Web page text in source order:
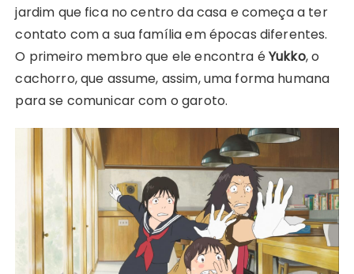
jardim que fica no centro da casa e começa a ter
contato com a sua família em épocas diferentes.
O primeiro membro que ele encontra éYukko, o
cachorro, que assume, assim, uma forma humana
para se comunicar com o garoto.